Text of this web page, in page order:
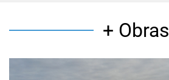
+ Obras